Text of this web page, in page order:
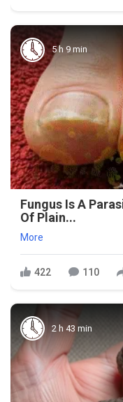
5 h 9 min
Fungus Is A
Of Plain...
More
422 110
2 h 43 min